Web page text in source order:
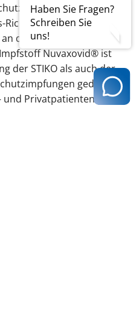
Haben Sie Fragen?
Schreiben Sie
uns!
in dem
des G-BA
die SARS-CoV-2
Nuvaxovid® ist
der STIKO als auch der
gedeckt.
und Privatpatienten ist